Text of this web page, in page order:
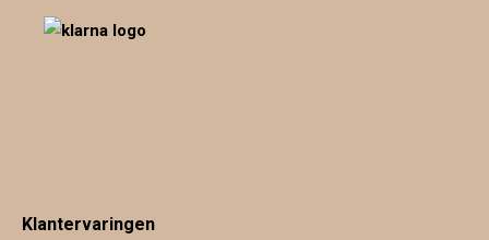
Klantervaringen